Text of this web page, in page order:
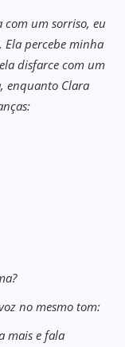
com um sorriso, eu
Ela percebe minha
disfarce com um
enquanto Clara
no mesmo tom:
mais e fala